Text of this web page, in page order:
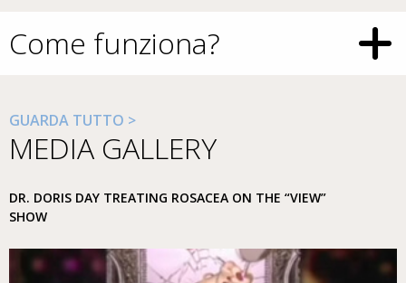
Come funziona?
GUARDA TUTTO >
MEDIA GALLERY
DR. DORIS DAY TREATING ROSACEA ON THE “VIEW”
SHOW